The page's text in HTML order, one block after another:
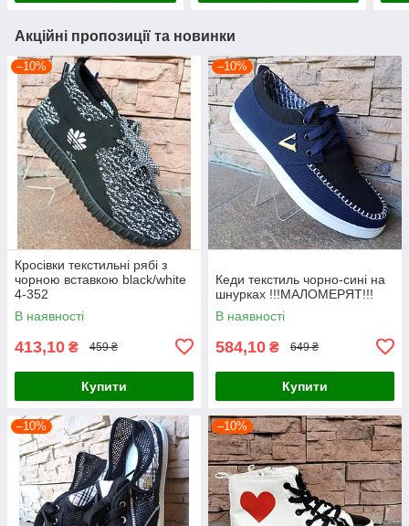
Акційні пропозиції та новинки
–10%
Кросівки текстильні рябі з
чорною вставкою black/white
4-352
В наявності
413,10 ₴ 459 ₴
Купити
–10%
Кеди текстиль чорно-сині на
шнурках !!!МАЛОМЕРЯТ!!!
В наявності
584,10 ₴ 649 ₴
Купити
–10% –10%